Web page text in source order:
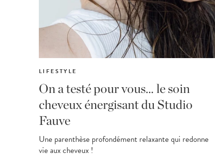
LIFESTYLE
On a testé pour vous… le soin
cheveux énergisant du Studio
Fauve
Une parenthèse profondément relaxante qui redonne
vie aux cheveux !